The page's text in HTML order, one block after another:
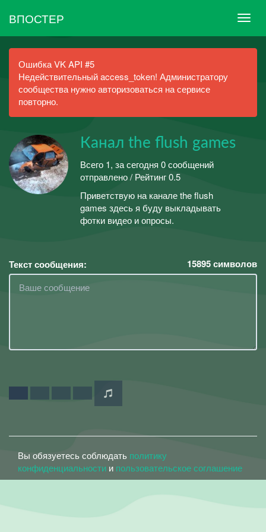
ВПОСТЕР
Ошибка VK API #5
Недействительный access_token! Администратору
сообщества нужно авторизоваться на сервисе
повторно.
Канал the flush games
Всего 1, за сегодня 0 сообщений
отправлено / Рейтинг 0.5
Приветствую на канале the flush
games здесь я буду выкладывать
фотки видео и опросы.
Текст сообщения: 15895символов
Вы обязуетесь соблюдать политику
конфиденциальности и пользовательское соглашение